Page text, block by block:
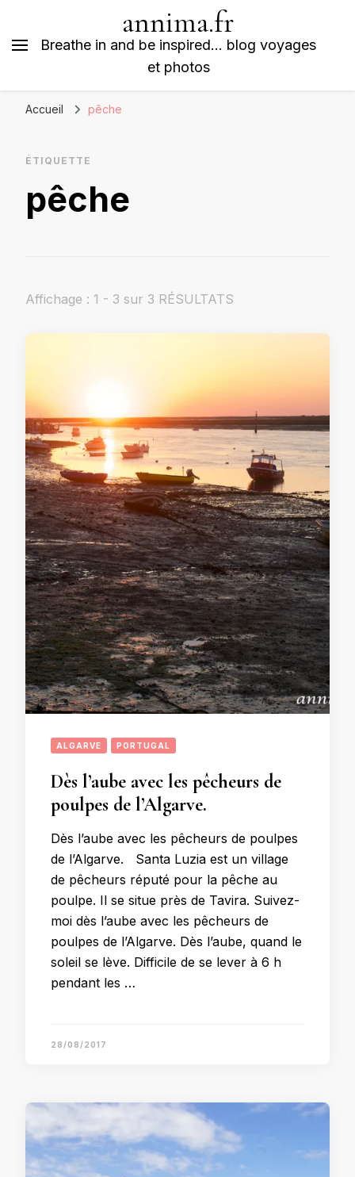
annima.fr
Breathe in and be inspired… blog voyages
et photos
Accueil pêche
ÉTIQUETTE
pêche
Affichage : 1 - 3 sur 3 RÉSULTATS
ALGARVE PORTUGAL
Dès l’aube avec les pêcheurs de
poulpes de l’Algarve.
Dès l’aube avec les pêcheurs de poulpes
de l’Algarve. Santa Luzia est un village
de pêcheurs réputé pour la pêche au
poulpe. Il se situe près de Tavira. Suivez-
moi dès l’aube avec les pêcheurs de
poulpes de l’Algarve. Dès l’aube, quand le
soleil se lève. Difficile de se lever à 6 h
pendant les …
28/08/2017